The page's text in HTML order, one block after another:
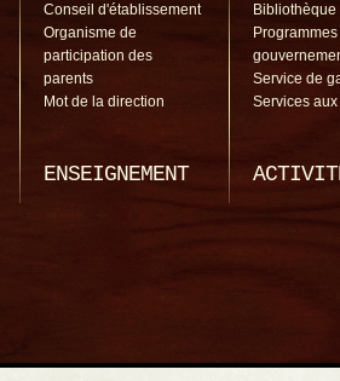
Conseil d'établissement
Organisme de
participation des
parents
Mot de la direction
ENSEIGNEMENT
Bibliothèque
Programmes
Service de
Services